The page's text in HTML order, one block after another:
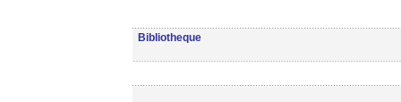
Bibliotheque